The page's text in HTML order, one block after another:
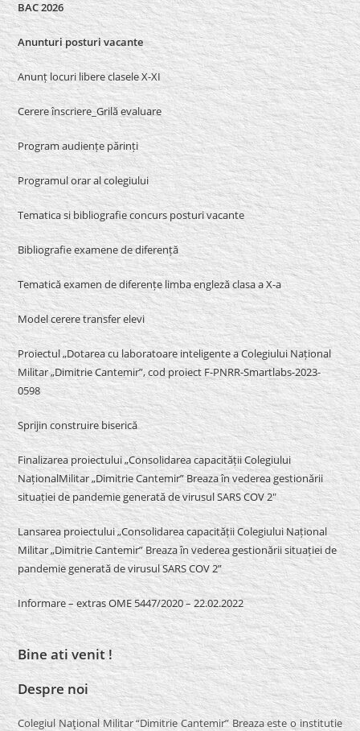
BAC 2026
Anunturi posturi vacante
Anunț locuri libere clasele X-XI
Cerere înscriere_Grilă evaluare
Program audiențe părinți
Programul orar al colegiului
Tematica si bibliografie concurs posturi vacante
Bibliografie examene de diferență
Tematică examen de diferențe limba engleză clasa a X-a
Model cerere transfer elevi
Proiectul „Dotarea cu laboratoare inteligente a Colegiului Național
Militar „Dimitrie Cantemir”, cod proiect F-PNRR-Smartlabs-2023-
0598
Sprijin construire biserică
Finalizarea proiectului „Consolidarea capacității Colegiului
NaționalMilitar „Dimitrie Cantemir” Breaza în vederea gestionării
situației de pandemie generată de virusul SARS COV 2″
Lansarea proiectului „Consolidarea capacității Colegiului Național
Militar „Dimitrie Cantemir” Breaza în vederea gestionării situației de
pandemie generată de virusul SARS COV 2”
Informare – extras OME 5447/2020 – 22.02.2022
Bine ati venit !
Despre noi
Colegiul Naţional Militar “Dimitrie Cantemir” Breaza este o institutie